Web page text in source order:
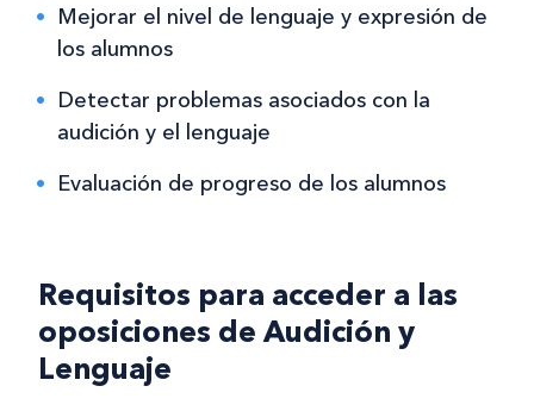
Mejorar el nivel de lenguaje y expresión de
los alumnos
Detectar problemas asociados con la
audición y el lenguaje
Evaluación de progreso de los alumnos
Requisitos para acceder a las
oposiciones de Audición y
Lenguaje